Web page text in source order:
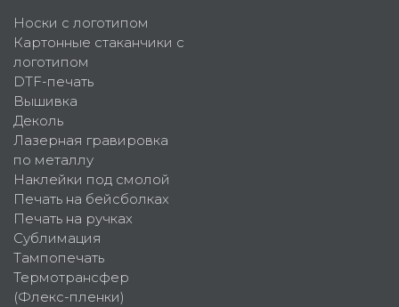
Носки с логотипом
Картонные стаканчики с
логотипом
DTF-печать
Вышивка
Деколь
Лазерная гравировка
по металлу
Наклейки под смолой
Печать на бейсболках
Печать на ручках
Сублимация
Тампопечать
Термотрансфер
(Флекс-пленки)